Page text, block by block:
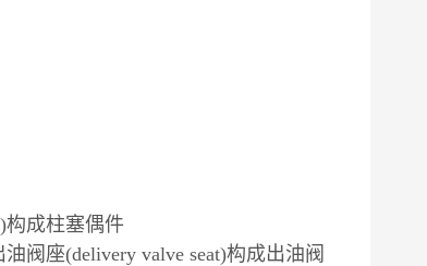
构成柱塞偶件
阀座(delivery valve seat)构成出油阀